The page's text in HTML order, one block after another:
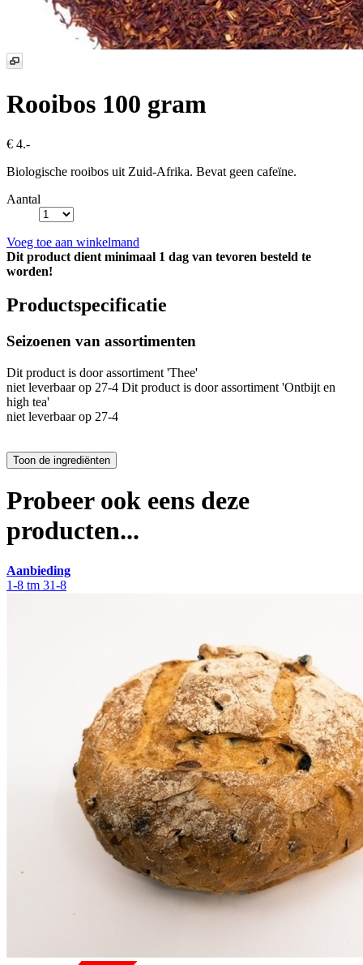
Rooibos 100 gram
€ 4.-
Biologische rooibos uit Zuid-Afrika. Bevat geen cafeïne.
Aantal
Voeg toe aan winkelmand
Dit product dient minimaal 1 dag van tevoren besteld te
worden!
Productspecificatie
Seizoenen van assortimenten
Dit product is door assortiment 'Thee'
niet leverbaar op 27-4 Dit product is door assortiment 'Ontbijt en
high tea'
niet leverbaar op 27-4
Probeer ook eens deze
producten...
Aanbieding
1-8 tm 31-8